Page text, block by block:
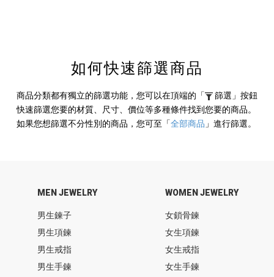
如何快速篩選商品
商品分類都有獨立的篩選功能，您可以在頂端的 「 篩選」 按鈕
快速篩選您要的材質、尺寸、價位等多種條件找到您要的商品。
如果您想篩選不分性別的商品，您可至 「全部商品 」 進行篩選。
MEN JEWELRY
男生鍊子
男生項鍊
男生戒指
男生手鍊
WOMEN JEWELRY
女鎖骨鍊
女生項鍊
女生戒指
女生手鍊